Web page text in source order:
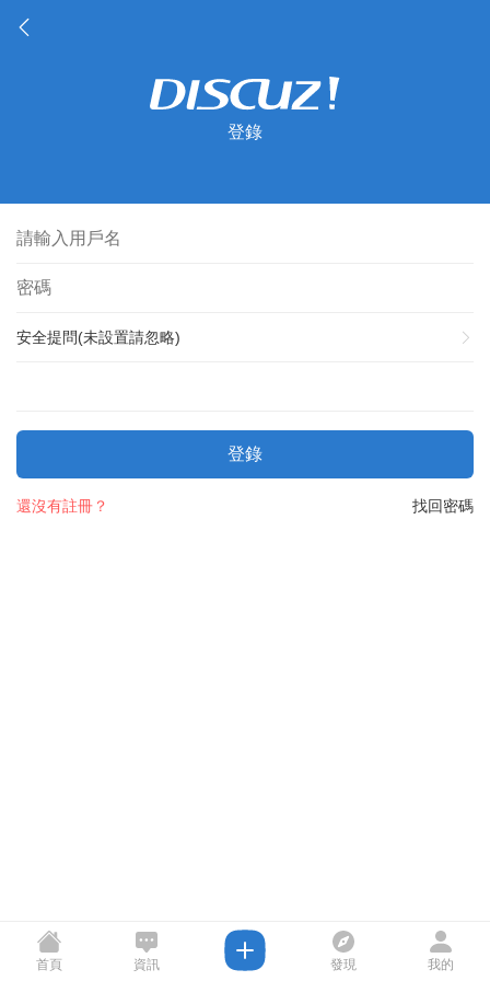
登錄
安全提問(未設置請忽略)
登錄
找回密碼
還沒有註冊？
首頁 資訊 發現 我的